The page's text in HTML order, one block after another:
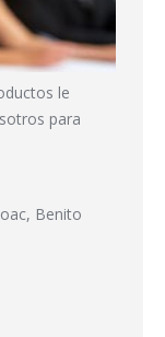
le
para
Benito